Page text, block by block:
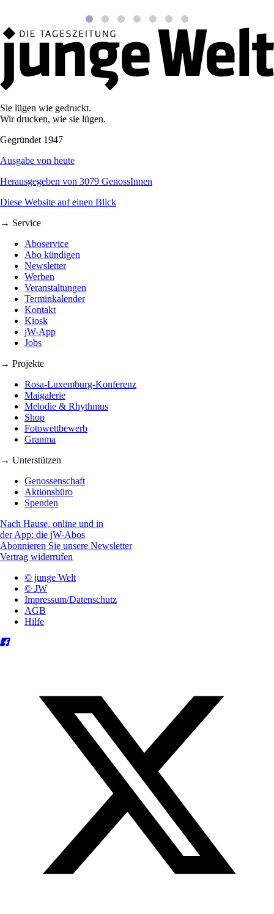
Sie lügen wie gedruckt.
Wir drucken, wie sie lügen.
Gegründet 1947
Ausgabe von heute
Herausgegeben von 3079 GenossInnen
Diese Website auf einen Blick
→ Service
Aboservice
Abo kündigen
Newsletter
Werben
Veranstaltungen
Terminkalender
Kontakt
Kiosk
jW-App
Jobs
→ Projekte
Rosa-Luxemburg-Konferenz
Maigalerie
Melodie & Rhythmus
Shop
Fotowettbewerb
Granma
→ Unterstützen
Genossenschaft
Aktionsbüro
Spenden
Nach Hause, online und in
der App: die jW-Abos
Abonnieren Sie unsere Newsletter
Vertrag widerrufen
© junge Welt
© JW
Impressum/Datenschutz
AGB
Hilfe